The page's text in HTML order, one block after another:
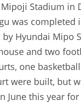
Stadium in
was completed
by Hyundai Mipo
and two
one
were built, but
June this year